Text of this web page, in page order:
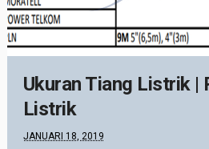
Ukuran Tiang Listrik |
Listrik
JANUARI 18, 2019